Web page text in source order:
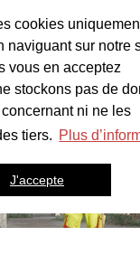
cookies
naviguant sur notre
vous en acceptez
stockons pas de
ni ne les
tiers. Plus
J'accepte